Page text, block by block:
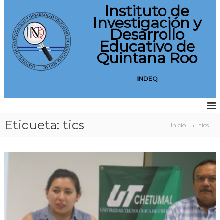
Instituto de
Investigación y
Desarrollo
Educativo de
Quintana Roo
IINDEQ
Etiqueta: tics Inicio tics